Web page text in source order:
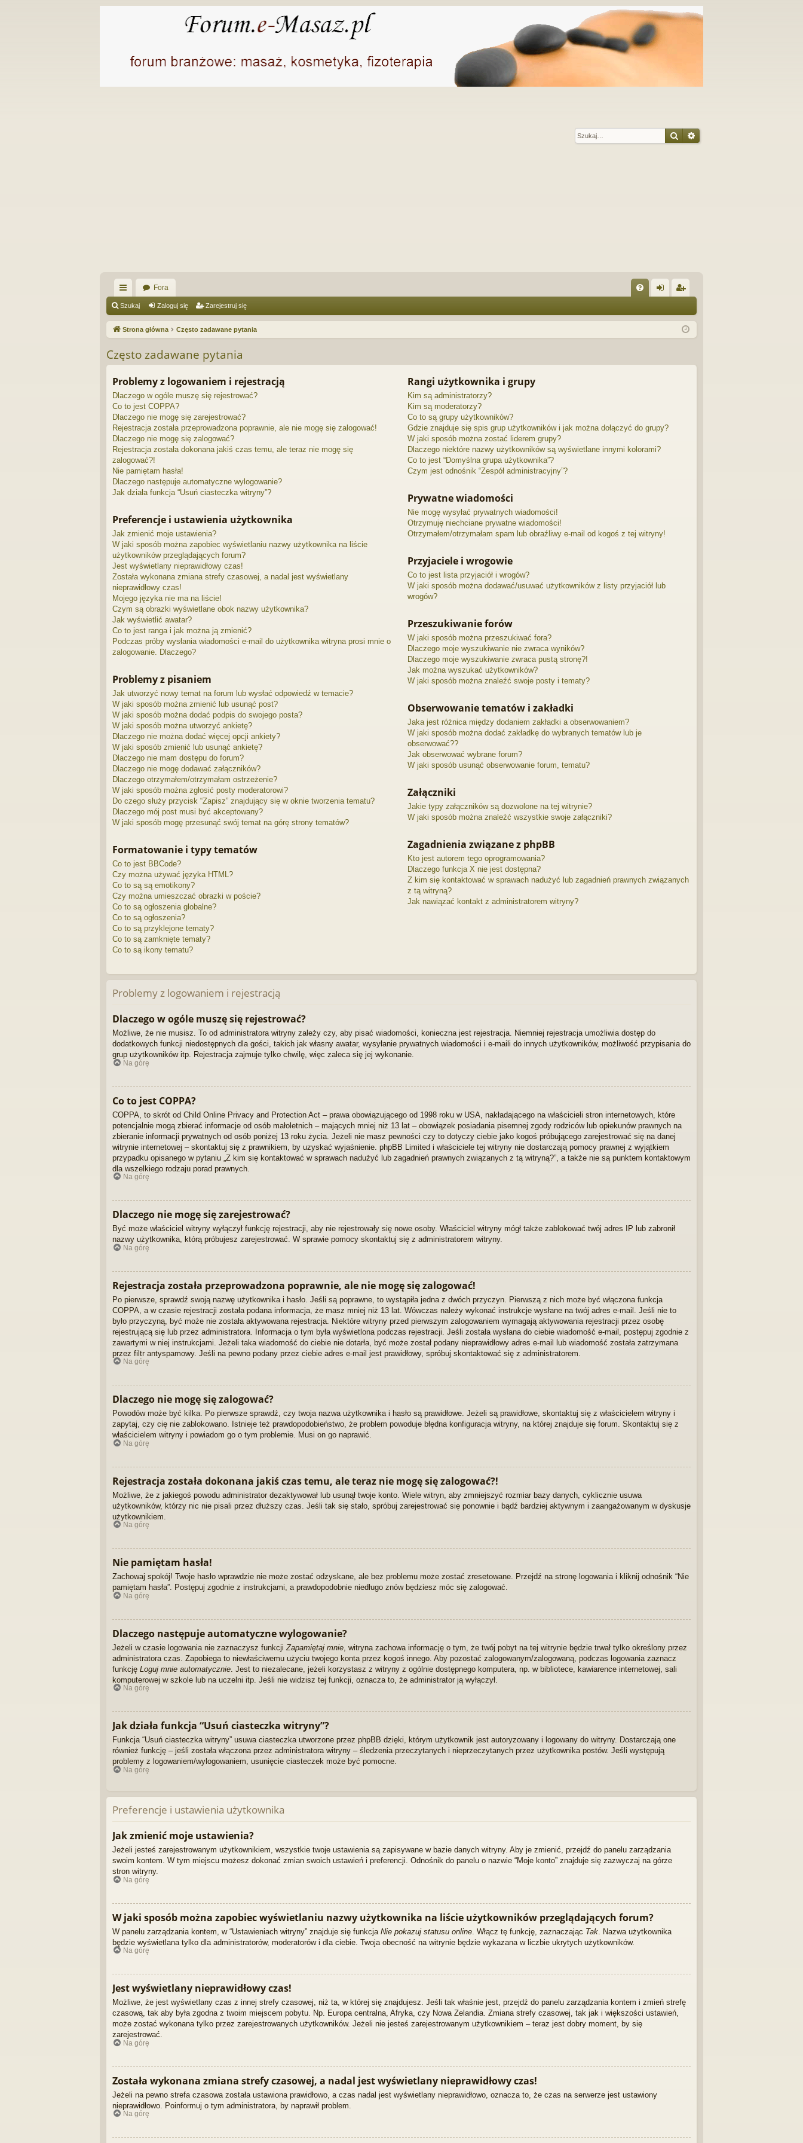
Szukaj
ię
ce
…
Fora
Q og ej
Szukaj Zaloguj się Zarejestruj się
Strona główna Często zadawane pytania
Często zadawane pytania
Problemy z logowaniem i rejestracją
Dlaczego w ogóle muszę się rejestrować?
Co to jest COPPA?
Dlaczego nie mogę się zarejestrować?
Rejestracja została przeprowadzona poprawnie, ale nie mogę się zalogować!
Dlaczego nie mogę się zalogować?
Rejestracja została dokonana jakiś czas temu, ale teraz nie mogę się
zalogować?!
Nie pamiętam hasła!
Dlaczego następuje automatyczne wylogowanie?
Jak działa funkcja “Usuń ciasteczka witryny”?
Preferencje i ustawienia użytkownika
Jak zmienić moje ustawienia?
W jaki sposób można zapobiec wyświetlaniu nazwy użytkownika na liście
użytkowników przeglądających forum?
Jest wyświetlany nieprawidłowy czas!
Została wykonana zmiana strefy czasowej, a nadal jest wyświetlany
nieprawidłowy czas!
Mojego języka nie ma na liście!
Czym są obrazki wyświetlane obok nazwy użytkownika?
Jak wyświetlić awatar?
Co to jest ranga i jak można ją zmienić?
Podczas próby wysłania wiadomości e-mail do użytkownika witryna prosi mnie o
zalogowanie. Dlaczego?
Problemy z pisaniem
Jak utworzyć nowy temat na forum lub wysłać odpowiedź w temacie?
W jaki sposób można zmienić lub usunąć post?
W jaki sposób można dodać podpis do swojego posta?
W jaki sposób można utworzyć ankietę?
Dlaczego nie można dodać więcej opcji ankiety?
W jaki sposób zmienić lub usunąć ankietę?
Dlaczego nie mam dostępu do forum?
Dlaczego nie mogę dodawać załączników?
Dlaczego otrzymałem/otrzymałam ostrzeżenie?
W jaki sposób można zgłosić posty moderatorowi?
Do czego służy przycisk “Zapisz” znajdujący się w oknie tworzenia tematu?
Dlaczego mój post musi być akceptowany?
W jaki sposób mogę przesunąć swój temat na górę strony tematów?
Formatowanie i typy tematów
Co to jest BBCode?
Czy można używać języka HTML?
Co to są są emotikony?
Czy można umieszczać obrazki w poście?
Co to są ogłoszenia globalne?
Co to są ogłoszenia?
Co to są przyklejone tematy?
Co to są zamknięte tematy?
Co to są ikony tematu?
Rangi użytkownika i grupy
Kim są administratorzy?
Kim są moderatorzy?
Co to są grupy użytkowników?
Gdzie znajduje się spis grup użytkowników i jak można dołączyć do grupy?
W jaki sposób można zostać liderem grupy?
Dlaczego niektóre nazwy użytkowników są wyświetlane innymi kolorami?
Co to jest “Domyślna grupa użytkownika”?
Czym jest odnośnik “Zespół administracyjny”?
Prywatne wiadomości
Nie mogę wysyłać prywatnych wiadomości!
Otrzymuję niechciane prywatne wiadomości!
Otrzymałem/otrzymałam spam lub obraźliwy e-mail od kogoś z tej witryny!
Przyjaciele i wrogowie
Co to jest lista przyjaciół i wrogów?
W jaki sposób można dodawać/usuwać użytkowników z listy przyjaciół lub
wrogów?
Przeszukiwanie forów
W jaki sposób można przeszukiwać fora?
Dlaczego moje wyszukiwanie nie zwraca wyników?
Dlaczego moje wyszukiwanie zwraca pustą stronę?!
Jak można wyszukać użytkowników?
W jaki sposób można znaleźć swoje posty i tematy?
Obserwowanie tematów i zakładki
Jaka jest różnica między dodaniem zakładki a obserwowaniem?
W jaki sposób można dodać zakładkę do wybranych tematów lub je
obserwować??
Jak obserwować wybrane forum?
W jaki sposób usunąć obserwowanie forum, tematu?
Załączniki
Jakie typy załączników są dozwolone na tej witrynie?
W jaki sposób można znaleźć wszystkie swoje załączniki?
Zagadnienia związane z phpBB
Kto jest autorem tego oprogramowania?
Dlaczego funkcja X nie jest dostępna?
Z kim się kontaktować w sprawach nadużyć lub zagadnień prawnych związanych
z tą witryną?
Jak nawiązać kontakt z administratorem witryny?
Problemy z logowaniem i rejestracją
Dlaczego w ogóle muszę się rejestrować?
Możliwe, że nie musisz. To od administratora witryny zależy czy, aby pisać wiadomości, konieczna jest rejestracja. Niemniej rejestracja umożliwia dostęp do
dodatkowych funkcji niedostępnych dla gości, takich jak własny awatar, wysyłanie prywatnych wiadomości i e-maili do innych użytkowników, możliwość przypisania do
grup użytkowników itp. Rejestracja zajmuje tylko chwilę, więc zaleca się jej wykonanie.
Na górę
Co to jest COPPA?
COPPA, to skrót od Child Online Privacy and Protection Act – prawa obowiązującego od 1998 roku w USA, nakładającego na właścicieli stron internetowych, które
potencjalnie mogą zbierać informacje od osób małoletnich – mających mniej niż 13 lat – obowiązek posiadania pisemnej zgody rodziców lub opiekunów prawnych na
zbieranie informacji prywatnych od osób poniżej 13 roku życia. Jeżeli nie masz pewności czy to dotyczy ciebie jako kogoś próbującego zarejestrować się na danej
witrynie internetowej – skontaktuj się z prawnikiem, by uzyskać wyjaśnienie. phpBB Limited i właściciele tej witryny nie dostarczają pomocy prawnej z wyjątkiem
przypadku opisanego w pytaniu „Z kim się kontaktować w sprawach nadużyć lub zagadnień prawnych związanych z tą witryną?”, a także nie są punktem kontaktowym
dla wszelkiego rodzaju porad prawnych.
Na górę
Dlaczego nie mogę się zarejestrować?
Być może właściciel witryny wyłączył funkcję rejestracji, aby nie rejestrowały się nowe osoby. Właściciel witryny mógł także zablokować twój adres IP lub zabronił
nazwy użytkownika, którą próbujesz zarejestrować. W sprawie pomocy skontaktuj się z administratorem witryny.
Na górę
Rejestracja została przeprowadzona poprawnie, ale nie mogę się zalogować!
Po pierwsze, sprawdź swoją nazwę użytkownika i hasło. Jeśli są poprawne, to wystąpiła jedna z dwóch przyczyn. Pierwszą z nich może być włączona funkcja
COPPA, a w czasie rejestracji została podana informacja, że masz mniej niż 13 lat. Wówczas należy wykonać instrukcje wysłane na twój adres e-mail. Jeśli nie to
było przyczyną, być może nie została aktywowana rejestracja. Niektóre witryny przed pierwszym zalogowaniem wymagają aktywowania rejestracji przez osobę
rejestrującą się lub przez administratora. Informacja o tym była wyświetlona podczas rejestracji. Jeśli została wysłana do ciebie wiadomość e-mail, postępuj zgodnie z
zawartymi w niej instrukcjami. Jeżeli taka wiadomość do ciebie nie dotarła, być może został podany nieprawidłowy adres e-mail lub wiadomość została zatrzymana
przez filtr antyspamowy. Jeśli na pewno podany przez ciebie adres e-mail jest prawidłowy, spróbuj skontaktować się z administratorem.
Na górę
Dlaczego nie mogę się zalogować?
Powodów może być kilka. Po pierwsze sprawdź, czy twoja nazwa użytkownika i hasło są prawidłowe. Jeżeli są prawidłowe, skontaktuj się z właścicielem witryny i
zapytaj, czy cię nie zablokowano. Istnieje też prawdopodobieństwo, że problem powoduje błędna konfiguracja witryny, na której znajduje się forum. Skontaktuj się z
właścicielem witryny i powiadom go o tym problemie. Musi on go naprawić.
Na górę
Rejestracja została dokonana jakiś czas temu, ale teraz nie mogę się zalogować?!
Możliwe, że z jakiegoś powodu administrator dezaktywował lub usunął twoje konto. Wiele witryn, aby zmniejszyć rozmiar bazy danych, cyklicznie usuwa
użytkowników, którzy nic nie pisali przez dłuższy czas. Jeśli tak się stało, spróbuj zarejestrować się ponownie i bądź bardziej aktywnym i zaangażowanym w dyskusje
użytkownikiem.
Na górę
Nie pamiętam hasła!
Zachowaj spokój! Twoje hasło wprawdzie nie może zostać odzyskane, ale bez problemu może zostać zresetowane. Przejdź na stronę logowania i kliknij odnośnik “Nie
pamiętam hasła”. Postępuj zgodnie z instrukcjami, a prawdopodobnie niedługo znów będziesz móc się zalogować.
Na górę
Dlaczego następuje automatyczne wylogowanie?
Jeżeli w czasie logowania nie zaznaczysz funkcji Zapamiętaj mnie , witryna zachowa informację o tym, że twój pobyt na tej witrynie będzie trwał tylko określony przez
administratora czas. Zapobiega to niewłaściwemu użyciu twojego konta przez kogoś innego. Aby pozostać zalogowanym/zalogowaną, podczas logowania zaznacz
funkcję Loguj mnie automatycznie . Jest to niezalecane, jeżeli korzystasz z witryny z ogólnie dostępnego komputera, np. w bibliotece, kawiarence internetowej, sali
komputerowej w szkole lub na uczelni itp. Jeśli nie widzisz tej funkcji, oznacza to, że administrator ją wyłączył.
Na górę
Jak działa funkcja “Usuń ciasteczka witryny”?
Funkcja “Usuń ciasteczka witryny” usuwa ciasteczka utworzone przez phpBB dzięki, którym użytkownik jest autoryzowany i logowany do witryny. Dostarczają one
również funkcję – jeśli została włączona przez administratora witryny – śledzenia przeczytanych i nieprzeczytanych przez użytkownika postów. Jeśli występują
problemy z logowaniem/wylogowaniem, usunięcie ciasteczek może być pomocne.
Na górę
Preferencje i ustawienia użytkownika
Jak zmienić moje ustawienia?
Jeżeli jesteś zarejestrowanym użytkownikiem, wszystkie twoje ustawienia są zapisywane w bazie danych witryny. Aby je zmienić, przejdź do panelu zarządzania
swoim kontem. W tym miejscu możesz dokonać zmian swoich ustawień i preferencji. Odnośnik do panelu o nazwie “Moje konto” znajduje się zazwyczaj na górze
stron witryny.
Na górę
W jaki sposób można zapobiec wyświetlaniu nazwy użytkownika na liście użytkowników przeglądających forum?
W panelu zarządzania kontem, w “Ustawieniach witryny” znajduje się funkcja Nie pokazuj statusu online . Włącz tę funkcję, zaznaczając Tak . Nazwa użytkownika
będzie wyświetlana tylko dla administratorów, moderatorów i dla ciebie. Twoja obecność na witrynie będzie wykazana w liczbie ukrytych użytkowników.
Na górę
Jest wyświetlany nieprawidłowy czas!
Możliwe, że jest wyświetlany czas z innej strefy czasowej, niż ta, w której się znajdujesz. Jeśli tak właśnie jest, przejdź do panelu zarządzania kontem i zmień strefę
czasową, tak aby była zgodna z twoim miejscem pobytu. Np. Europa centralna, Afryka, czy Nowa Zelandia. Zmiana strefy czasowej, tak jak i większości ustawień,
może zostać wykonana tylko przez zarejestrowanych użytkowników. Jeżeli nie jesteś zarejestrowanym użytkownikiem – teraz jest dobry moment, by się
zarejestrować.
Na górę
Została wykonana zmiana strefy czasowej, a nadal jest wyświetlany nieprawidłowy czas!
Jeżeli na pewno strefa czasowa została ustawiona prawidłowo, a czas nadal jest wyświetlany nieprawidłowo, oznacza to, że czas na serwerze jest ustawiony
nieprawidłowo. Poinformuj o tym administratora, by naprawił problem.
Na górę